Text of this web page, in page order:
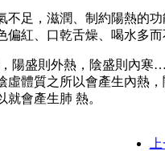
，滋潤、制約陽熱的
紅、口乾舌燥、喝水多而
盛則外熱，陰盛則內寒
體質之所以會產生內熱
會產生肺 熱。